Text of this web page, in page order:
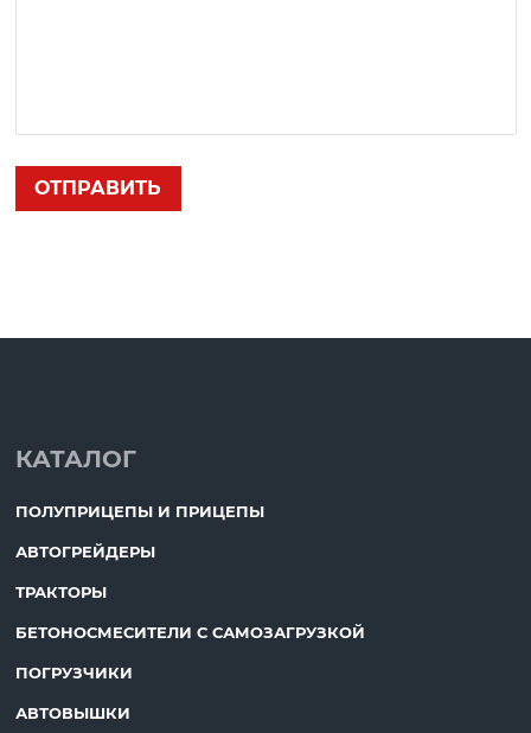
КАТАЛОГ
ПОЛУПРИЦЕПЫ И ПРИЦЕПЫ
АВТОГРЕЙДЕРЫ
ТРАКТОРЫ
БЕТОНОСМЕСИТЕЛИ С САМОЗАГРУЗКОЙ
ПОГРУЗЧИКИ
АВТОВЫШКИ